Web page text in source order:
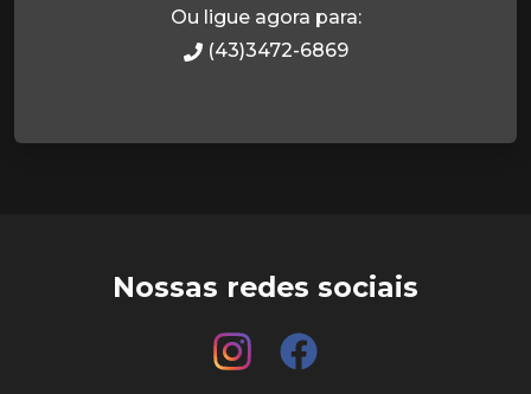
Ou ligue agora para:
(43)3472-6869
Nossas redes sociais